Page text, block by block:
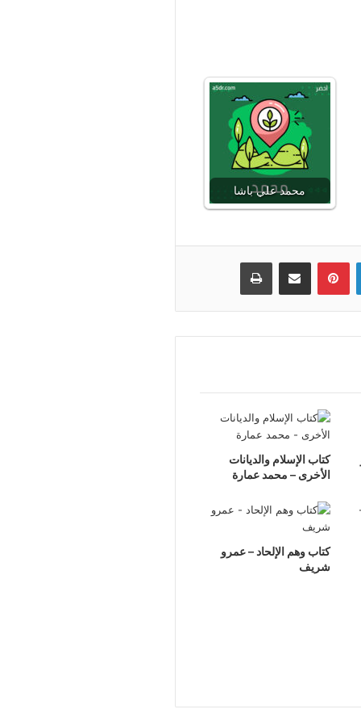
محمد علي باشا
لينكدإن بينتيريستمشاركة عبر البريد طباعة
كتاب الإسلام والديانات
الأخرى – محمد عمارة
كتاب وهم الإلحاد – عمرو
شريف